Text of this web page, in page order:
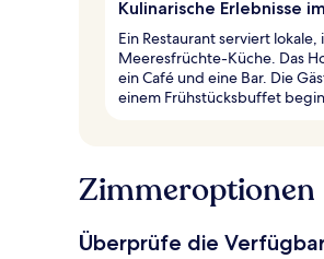
Kulinarische Erlebnisse
Ein Restaurant serviert
Meeresfrüchte-Küche. Das
ein Café und eine Bar. Die
einem Frühstücksbuffet
Zimmeroptionen
Überprüfe die